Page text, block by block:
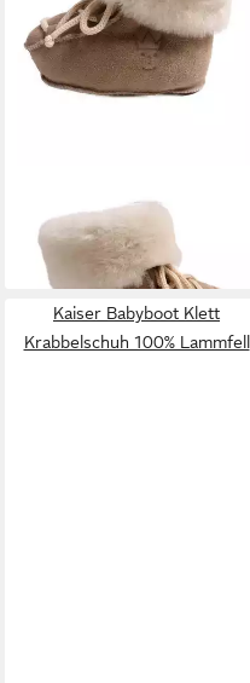
Babyschuh Wiki
Lammfell Krabbelschuh
34,99 €
Kaiser Babyboot Klett
Krabbelschuh 100% Lammfell